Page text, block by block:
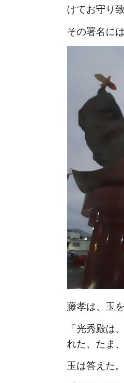
けてお守り
その署名に
藤孝は、玉
「光秀殿は
れた、たま
玉は答えた